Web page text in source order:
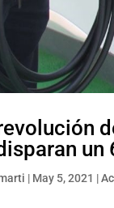
un
| May 5, 2021 |